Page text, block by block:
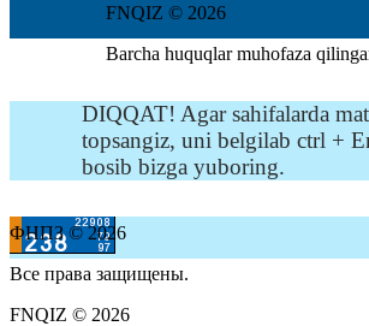
FNQIZ © 2026
Barcha huquqlar muhofaza
DIQQAT! Agar sahifalarda
topsangiz, uni belgilab ctrl +
bosib bizga yuboring.
ФНПЗ © 2026
Все права защищены.
FNQIZ © 2026